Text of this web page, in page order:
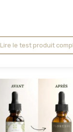
Lire le test produit